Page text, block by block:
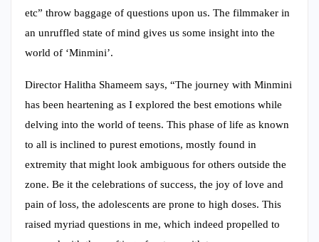
etc” throw baggage of questions upon us. The filmmaker in
an unruffled state of mind gives us some insight into the
world of ‘Minmini’.
Director Halitha Shameem says, “The journey with Minmini
has been heartening as I explored the best emotions while
delving into the world of teens. This phase of life as known
to all is inclined to purest emotions, mostly found in
extremity that might look ambiguous for others outside the
zone. Be it the celebrations of success, the joy of love and
pain of loss, the adolescents are prone to high doses. This
raised myriad questions in me, which indeed propelled to